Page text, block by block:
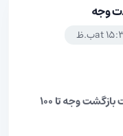
با خیال راحت خرید کنید – ضمانت بازگشت وجه تا ۱۰۰